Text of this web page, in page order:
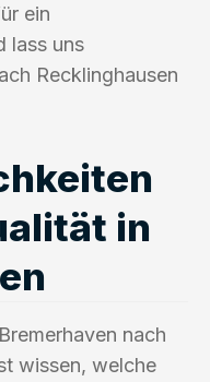
ein
lass uns
Recklinghausen
in
nach
wissen, welche